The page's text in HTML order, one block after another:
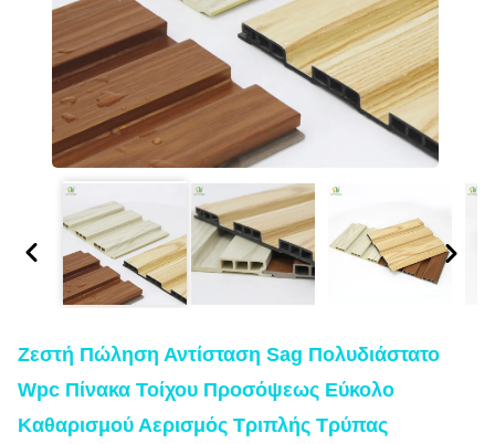
Ζεστή Πώληση Αντίσταση Sag Πολυδιάστατο
Wpc Πίνακα Τοίχου Προσόψεως Εύκολο
Καθαρισμού Αερισμός Τριπλής Τρύπας